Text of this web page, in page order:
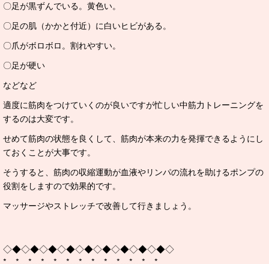
〇足が黒ずんでいる。黄色い。
〇足の肌（かかと付近）に白いヒビがある。
〇爪がボロボロ。割れやすい。
〇足が硬い
などなど
適度に筋肉をつけていくのが良いですが忙しい中筋力トレーニングを
するのは大変です。
せめて筋肉の状態を良くして、筋肉が本来の力を発揮できるようにし
ておくことが大事です。
そうすると、筋肉の収縮運動が血液やリンパの流れを助けるポンプの
役割をしますので効果的です。
マッサージやストレッチで改善して行きましょう。
◇◆◇◆◇◆◇◆◇◆◇◆◇◆◇◆◇◆◇
*…*…*…*…*…*…*…*…*…*…*…*…*